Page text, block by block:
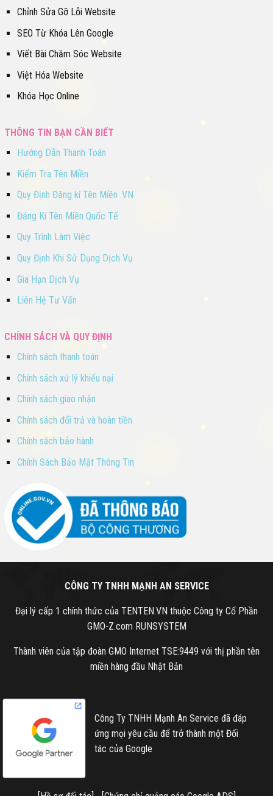
Chỉnh Sửa Gỡ Lỗi Website
SEO Từ Khóa Lên Google
Viết Bài Chăm Sóc Website
Việt Hóa Website
Khóa Học Online
THÔNG TIN BẠN CẦN BIẾT
Hướng Dẫn Thanh Toán
Kiểm Tra Tên Miền
Quy Định Đăng kí Tên Miền .VN
Đăng Kí Tên Miền Quốc Tế
Quy Trình Làm Việc
Quy Định Khi Sử Dụng Dịch Vụ
Gia Hạn Dịch Vụ
Liên Hệ Tư Vấn
CHÍNH SÁCH VÀ QUY ĐỊNH
Chính sách thanh toán
Chính sách xử lý khiếu nại
Chính sách giao nhận
Chính sách đổi trả và hoàn tiền
Chính sách bảo hành
Chính Sách Bảo Mật Thông Tin
CÔNG TY TNHH MẠNH AN SERVICE
Đại lý cấp 1 chính thức của TENTEN.VN thuộc Công ty Cổ Phần
GMO-Z.com RUNSYSTEM
Thành viên của tập đoàn GMO Internet TSE:9449 với thị phần tên
miền hàng đầu Nhật Bản
Công Ty TNHH Mạnh An Service đã đáp
ứng mọi yêu cầu để trở thành một Đối
tác của Google